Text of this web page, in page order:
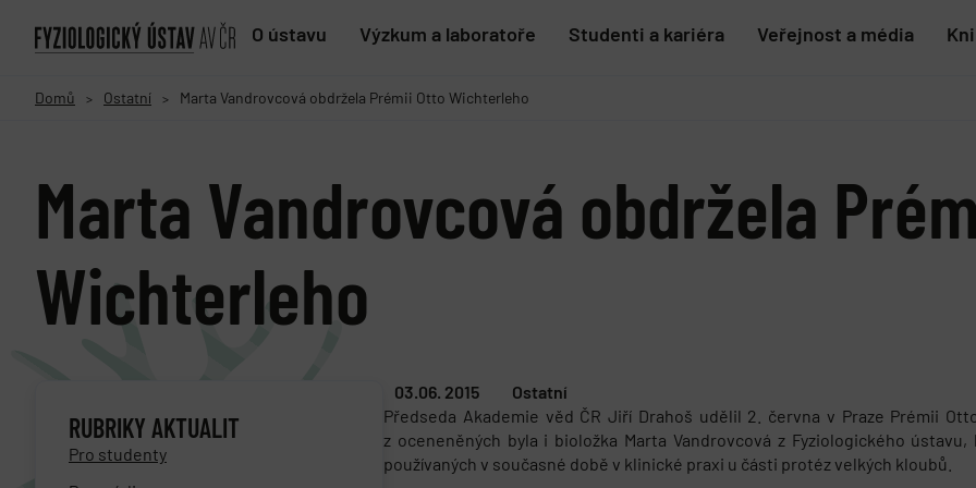
O ústavu Výzkum a laboratoře Studenti a kariéra Veřejnost a média
Domů > Ostatní > Marta Vandrovcová obdržela Prémii Otto Wichterleho
Marta Vandrovcová obdržela
Wichterleho
RUBRIKY AKTUALIT
Pro studenty
03.06. 2015
Ostatní
Předseda Akademie věd ČR Jiří Drahoš udělil 2. června v Praze Prémii
z oceneněných byla i bioložka Marta Vandrovcová z Fyziologického
používaných v současné době v klinické praxi u části protéz velkých kloubů.